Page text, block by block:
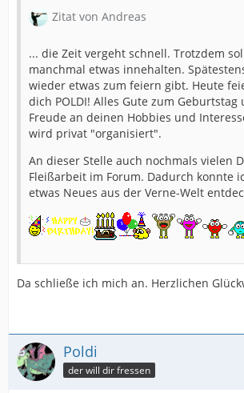
Zitat von Andreas
... die Zeit vergeht schnell. Trotzdem
manchmal etwas innehalten.
wieder etwas zum feiern gibt. Heute
dich POLDI! Alles Gute zum Geburtstag
Freude an deinen Hobbies und
wird privat "organisiert".
An dieser Stelle auch nochmals vielen
Fleißarbeit im Forum. Dadurch konnte
etwas Neues aus der Verne-Welt
Da schließe ich mich an. Herzlichen
Poldi
der will dir fressen